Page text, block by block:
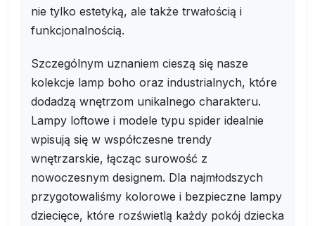
nie tylko estetyką, ale także trwałością i
funkcjonalnością.
Szczególnym uznaniem cieszą się nasze
kolekcje lamp boho oraz industrialnych, które
dodadzą wnętrzom unikalnego charakteru.
Lampy loftowe i modele typu spider idealnie
wpisują się w współczesne trendy
wnętrzarskie, łącząc surowość z
nowoczesnym designem. Dla najmłodszych
przygotowaliśmy kolorowe i bezpieczne lampy
dziecięce, które rozświetlą każdy pokój dziecka